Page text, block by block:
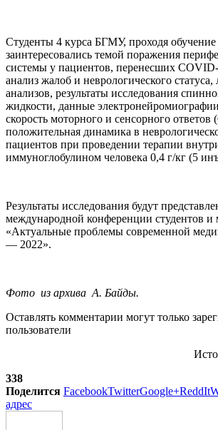
Студенты 4 курса БГМУ, проходя обучение
заинтересовались темой поражения
системы у пациентов, перенесших
анализ жалоб и неврологического
анализов, результаты исследования
жидкости, данные
скорость моторного и сенсорного
положительная динамика в
пациентов при проведении терапии
иммуноглобулином человека 0,4 г/кг (5
Результаты исследования будут
международной конференции студентов
«Актуальные проблемы современной
— 2022».
Фото из архива А. Байды.
Оставлять комментарии могут только
пользователи
338
Поделится FacebookTwitterGoogle+ReddIt
адрес